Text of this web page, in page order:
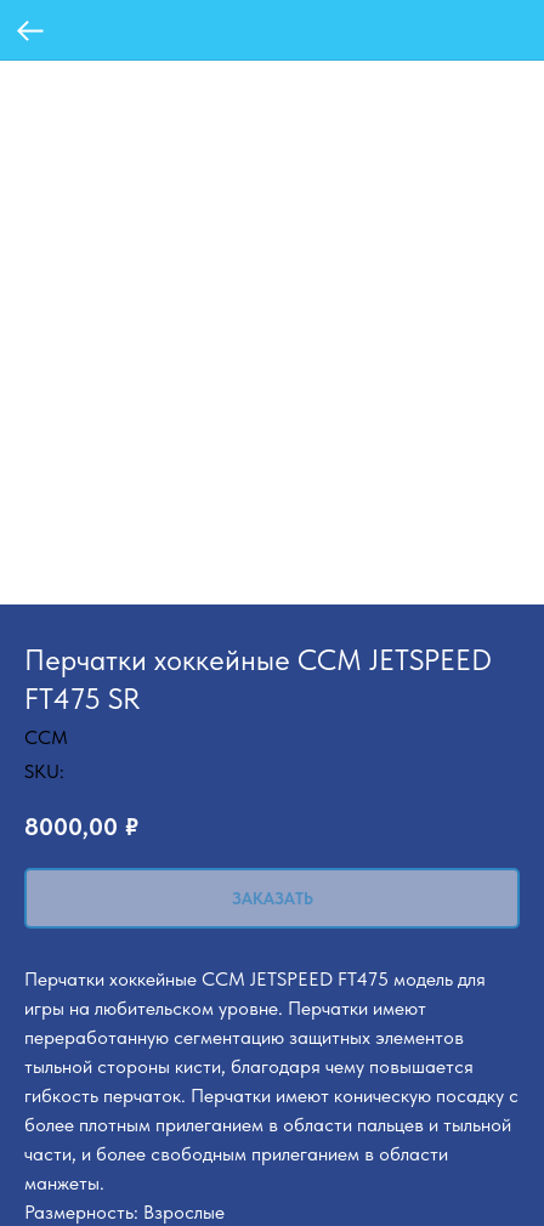
Перчатки хоккейные CCM JETSPEED
FT475 SR
CCM
SKU:
8000,00 ₽
ЗАКАЗАТЬ
Перчатки хоккейные CCM JETSPEED FT475 модель для
игры на любительском уровне. Перчатки имеют
переработанную сегментацию защитных элементов
тыльной стороны кисти, благодаря чему повышается
гибкость перчаток. Перчатки имеют коническую посадку с
более плотным прилеганием в области пальцев и тыльной
части, и более свободным прилеганием в области
манжеты.
Размерность: Взрослые